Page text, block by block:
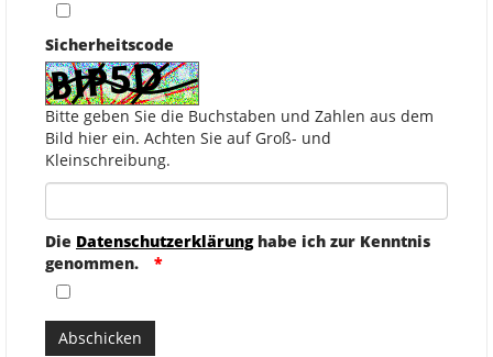
Sicherheitscode
Bitte geben Sie die Buchstaben und Zahlen aus dem
Bild hier ein. Achten Sie auf Groß- und
Kleinschreibung.
Die Datenschutzerklärunghabe ich zur Kenntnis
genommen.
Abschicken